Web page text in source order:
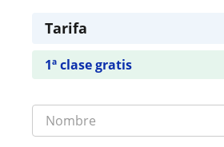
Tarifa
1ª clase gratis